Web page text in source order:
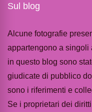
Sul blog
Alcune fotografie
appartengono a singoli
in questo blog sono
giudicate di pubblico
sono i riferimenti e
Se i proprietari dei